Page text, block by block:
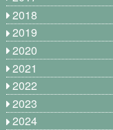
2018
2019
2020
2021
2022
2023
2024